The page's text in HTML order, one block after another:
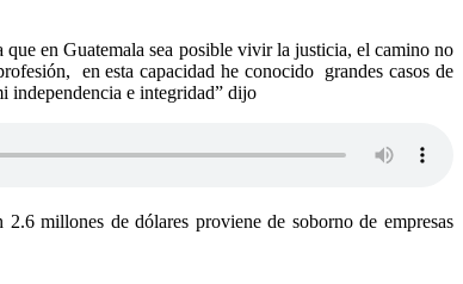
en Guatemala sea posible vivir la justicia, el camino no
en esta capacidad he conocido grandes casos de
independencia e integridad” dijo
millones de dólares proviene de soborno de empresas